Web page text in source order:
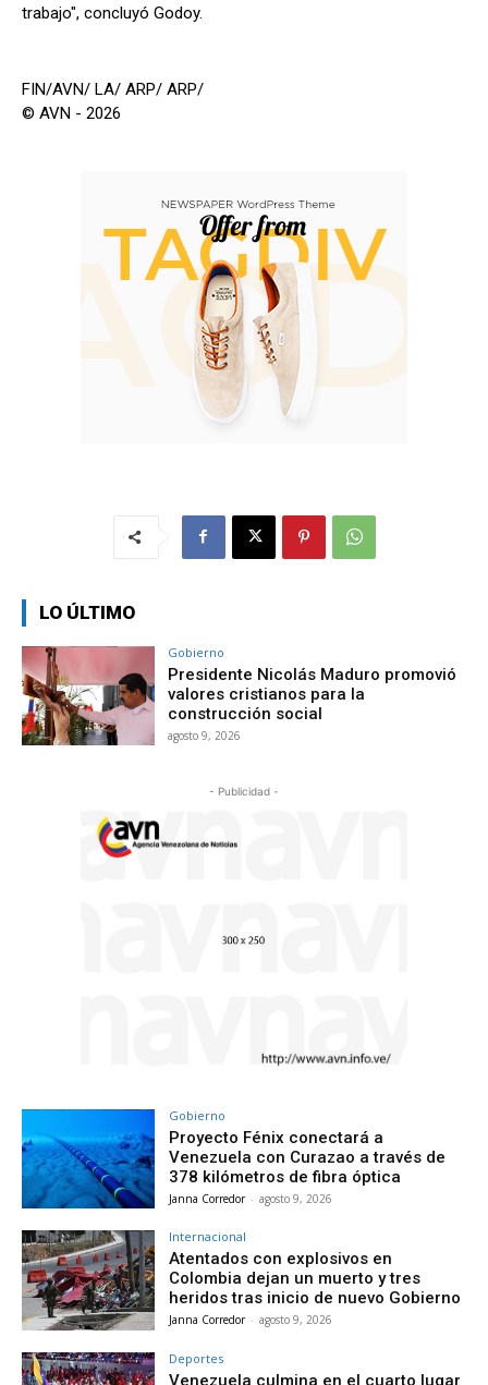
trabajo", concluyó Godoy.
FIN/AVN/ LA/ ARP/ ARP/
© AVN - 2026
LO ÚLTIMO
Gobierno
Presidente Nicolás Maduro promovió
valores cristianos para la
construcción social
agosto 9, 2026
- Publicidad -
Gobierno
Proyecto Fénix conectará a
Venezuela con Curazao a través de
378 kilómetros de fibra óptica
Janna Corredor - agosto 9, 2026
Internacional
Atentados con explosivos en
Colombia dejan un muerto y tres
heridos tras inicio de nuevo Gobierno
Janna Corredor - agosto 9, 2026
Deportes
Venezuela culmina en el cuarto lugar